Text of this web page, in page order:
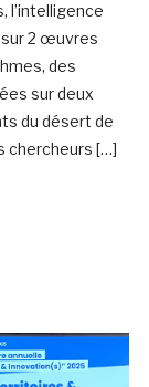
l’intelligence
2 œuvres
des
sur deux
du désert de
chercheurs […]